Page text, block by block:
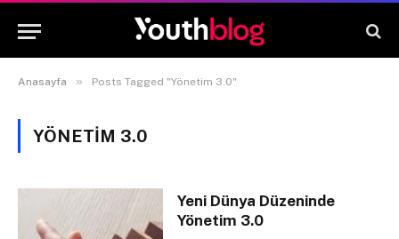
Anasayfa » Posts Tagged "Yönetim 3.0"
YÖNETIM 3.0
Yeni Dünya Düzeninde
Yönetim 3.0